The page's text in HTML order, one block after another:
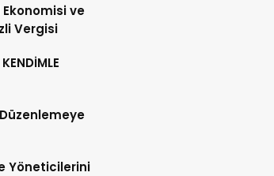
Ekonomisi ve
Vergisi
Yöneticilerini